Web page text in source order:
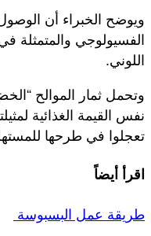
ويوضح الخبراء أن
الفسيولوجي والمتمثلة
اللوني.
وتحمل ثمار الموالح
نفس القيمة الغذائية
تعجلوا في طرحها
اقرأ أيضاً
طريقة عمل البسبوسة